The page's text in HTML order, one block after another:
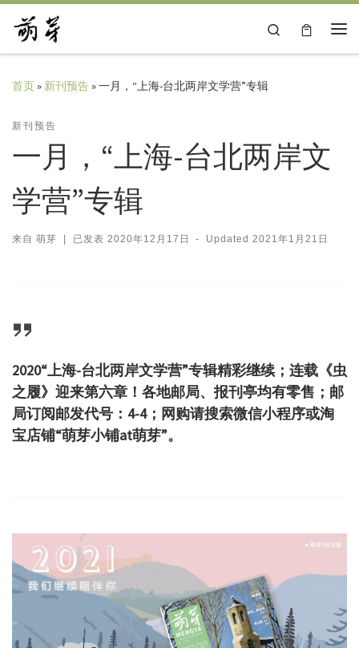
Skip to content
Search
首页» 新刊预告»一月，“上海-台北两岸文学营”专辑
新刊预告
一月，“上海-台北两岸文
学营”专辑
来自 萌芽 | 已发表 2020年12月17日 - Updated2021年1月21日
2020“上海-台北两岸文学营”专辑精彩继续；连载《虫
之履》迎来第六章！各地邮局、报刊亭均有零售；邮
局订阅邮发代号：4-4；网购请搜索微信小程序或淘
宝店铺“萌芽小铺at萌芽”。